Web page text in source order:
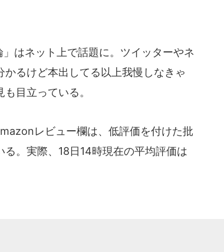
はネット上で話題に。ツイッターやネ
るけど本出してる以上我慢しなきゃ
目立っている。
レビュー欄は、低評価を付けた批
。実際、18日14時現在の平均評価は